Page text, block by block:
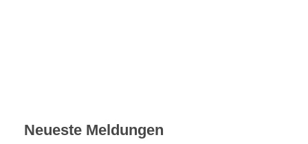
Neueste Meldungen